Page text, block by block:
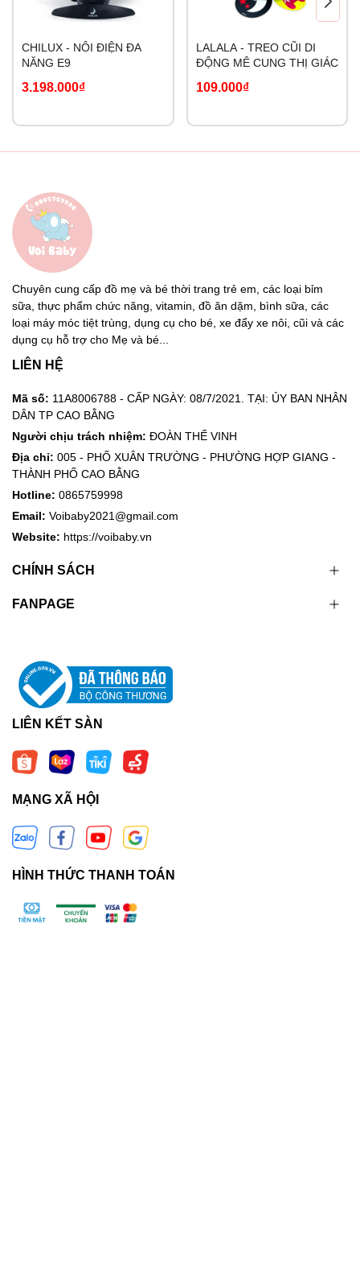
CHILUX - NÔI ĐIỆN ĐA
NĂNG E9
3.198.000₫
LALALA - TREO CŨI DI
ĐỘNG MÊ CUNG THỊ GIÁC
109.000₫
Chuyên cung cấp đồ mẹ và bé thời trang trẻ em, các loại bỉm
sữa, thực phẩm chức năng, vitamin, đồ ăn dặm, bình sữa, các
loại máy móc tiệt trùng, dụng cụ cho bé, xe đẩy xe nôi, cũi và các
dụng cụ hỗ trợ cho Mẹ và bé...
LIÊN HỆ
Mã số: 11A8006788 - CẤP NGÀY: 08/7/2021. TẠI: ỦY BAN NHÂN
DÂN TP CAO BẰNG
Người chịu trách nhiệm: ĐOÀN THẾ VINH
Địa chỉ: 005 - PHỐ XUÂN TRƯỜNG - PHƯỜNG HỢP GIANG -
THÀNH PHỐ CAO BẰNG
Hotline: 0865759998
Email: Voibaby2021@gmail.com
Website: https://voibaby.vn
CHÍNH SÁCH
FANPAGE
LIÊN KẾT SÀN
MẠNG XÃ HỘI
HÌNH THỨC THANH TOÁN